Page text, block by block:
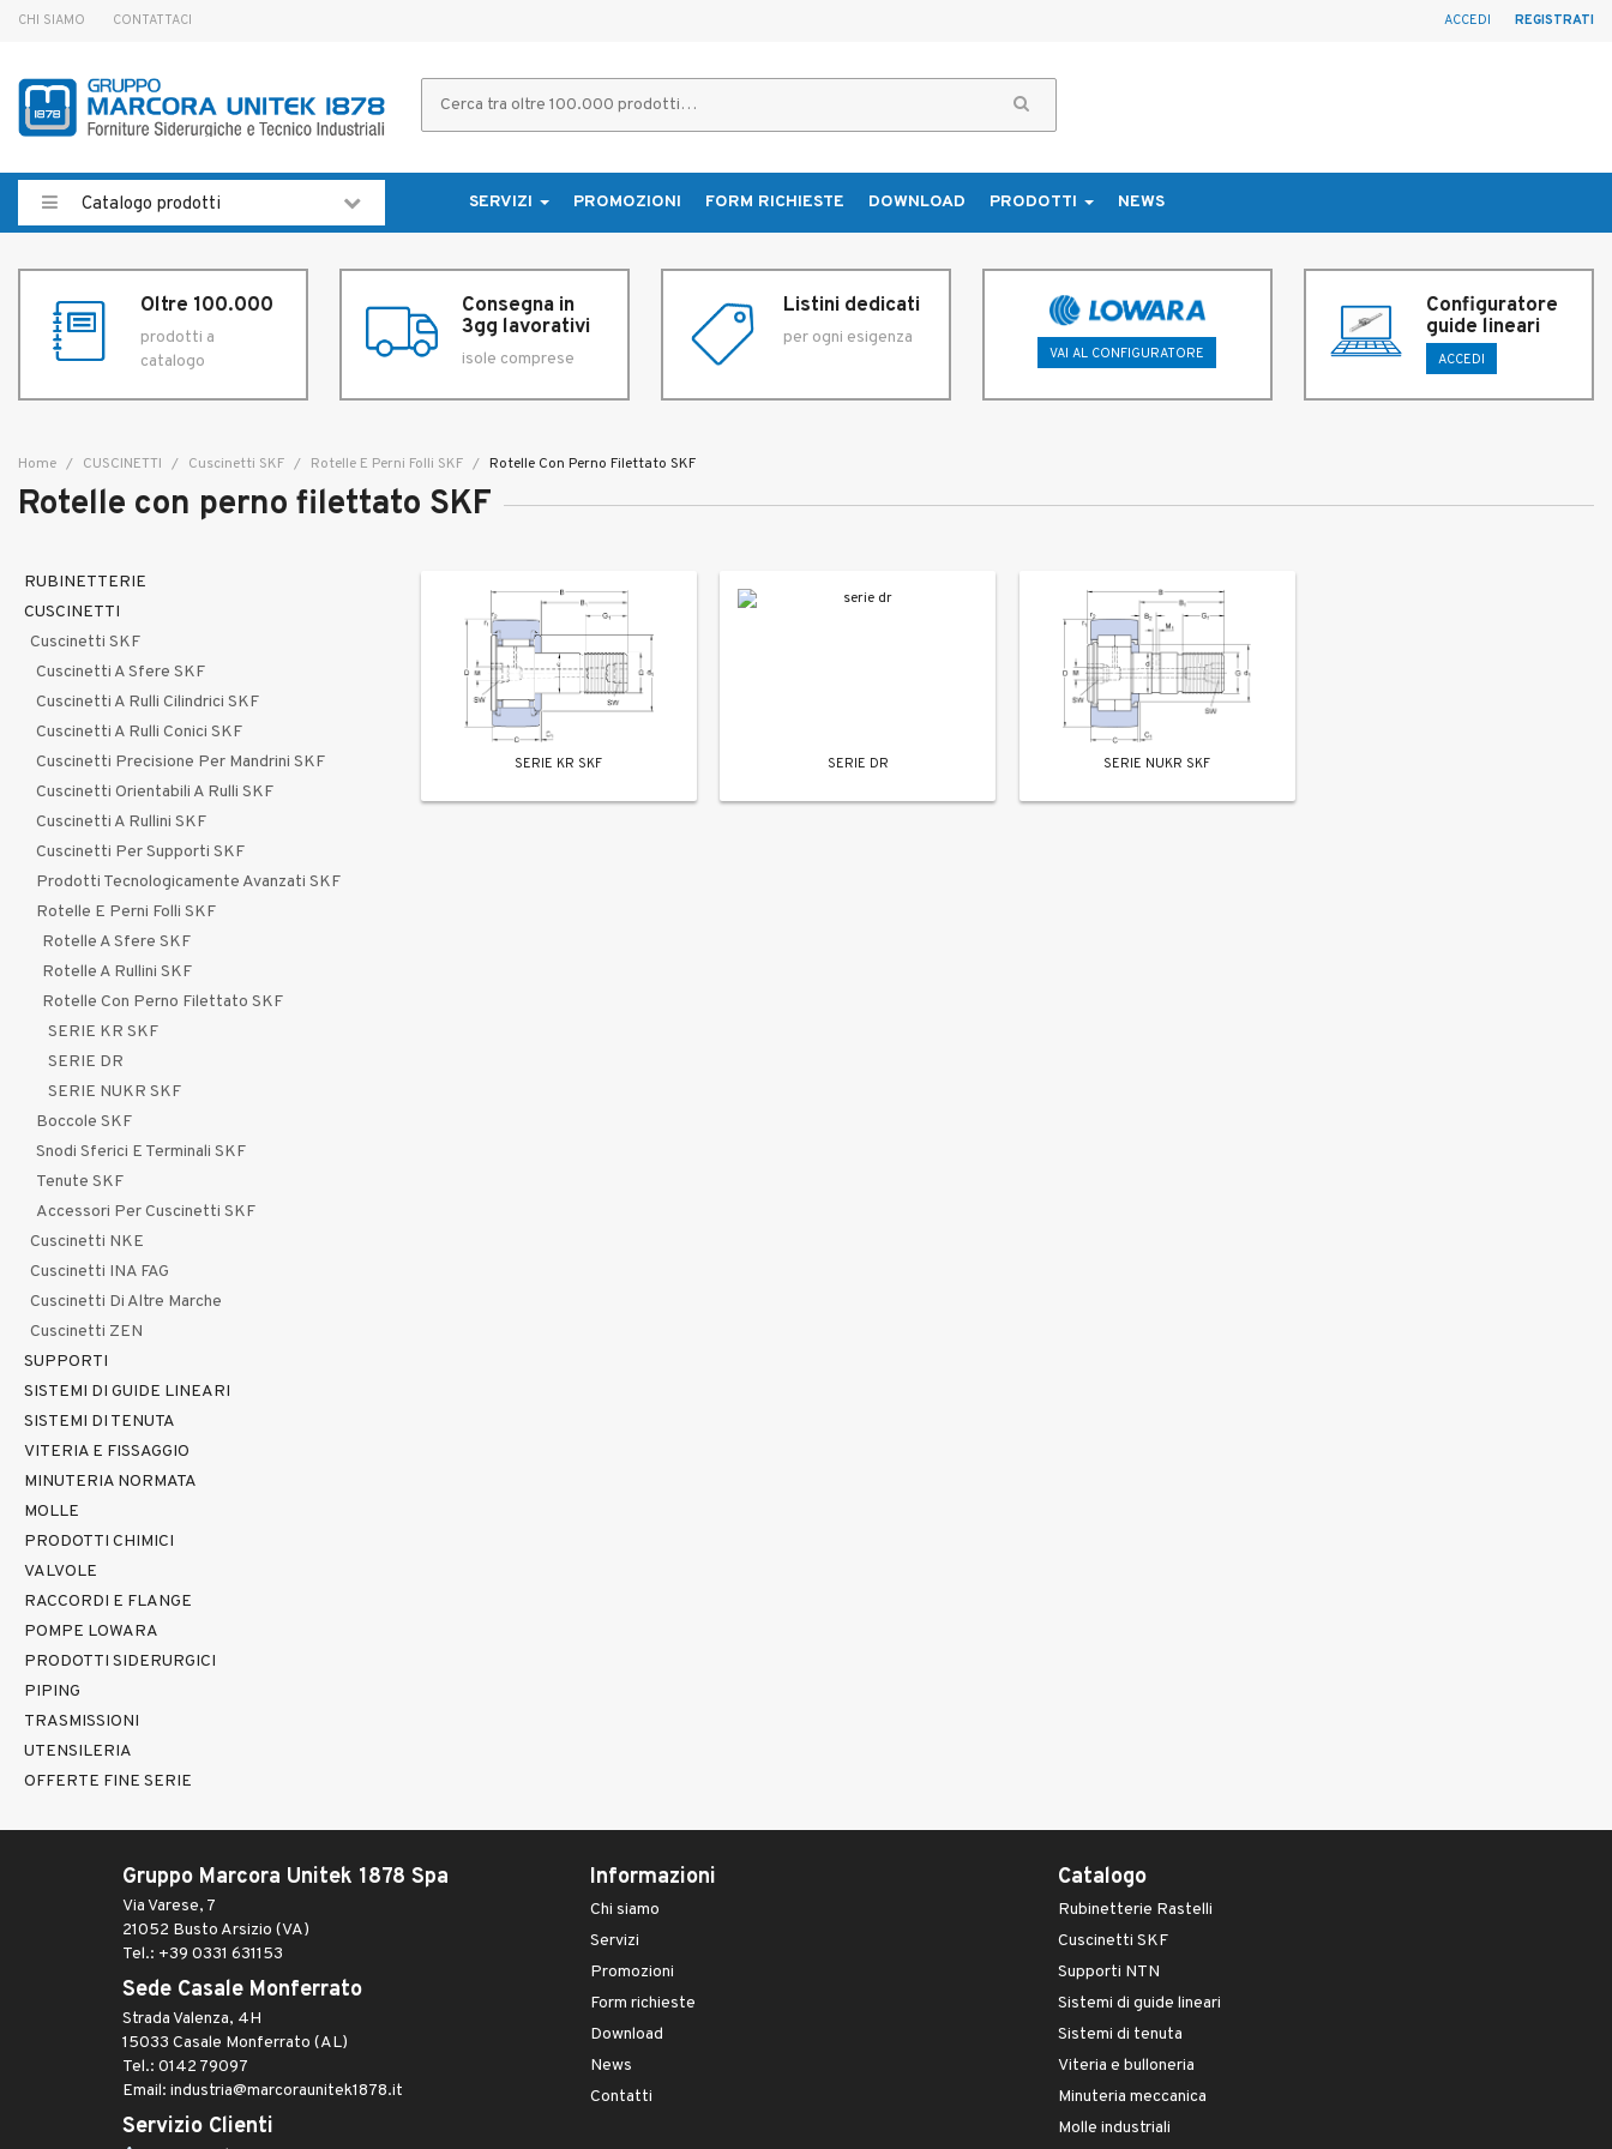
CHI SIAMO CONTATTACI REGISTRATI
ACCEDI
Catalogo prodotti SERVIZI PROMOZIONI FORM RICHIESTE DOWNLOAD PRODOTTI NEWS
Oltre 100.000
prodotti a
catalogo
Consegna in
3gg lavorativi
isole comprese
Listini dedicati
per ogni esigenza
VAI AL CONFIGURATORE
Configuratore
guide lineari
ACCEDI
Home CUSCINETTI Cuscinetti SKF Rotelle E Perni Folli SKF Rotelle Con Perno Filettato SKF
Rotelle con perno filettato SKF
RUBINETTERIE
CUSCINETTI
Cuscinetti SKF
Cuscinetti A Sfere SKF
Cuscinetti A Rulli Cilindrici SKF
Cuscinetti A Rulli Conici SKF
Cuscinetti Precisione Per Mandrini SKF
Cuscinetti Orientabili A Rulli SKF
Cuscinetti A Rullini SKF
Cuscinetti Per Supporti SKF
Prodotti Tecnologicamente Avanzati SKF
Rotelle E Perni Folli SKF
Rotelle A Sfere SKF
Rotelle A Rullini SKF
Rotelle Con Perno Filettato SKF
SERIE KR SKF
SERIE DR
SERIE NUKR SKF
Boccole SKF
Snodi Sferici E Terminali SKF
Tenute SKF
Accessori Per Cuscinetti SKF
Cuscinetti NKE
Cuscinetti INA FAG
Cuscinetti Di Altre Marche
Cuscinetti ZEN
SUPPORTI
SISTEMI DI GUIDE LINEARI
SISTEMI DI TENUTA
VITERIA E FISSAGGIO
MINUTERIA NORMATA
MOLLE
PRODOTTI CHIMICI
VALVOLE
RACCORDI E FLANGE
POMPE LOWARA
PRODOTTI SIDERURGICI
PIPING
TRASMISSIONI
UTENSILERIA
OFFERTE FINE SERIE
SERIE KR SKF SERIE DR SERIE NUKR SKF
Gruppo Marcora Unitek 1878 Spa
Via Varese, 7
21052 Busto Arsizio (VA)
Tel.: +39 0331 631153
Sede Casale Monferrato
Strada Valenza, 4H
15033 Casale Monferrato (AL)
Tel.: 0142 79097
Email: industria@marcoraunitek1878.it
Servizio Clienti
Informazioni
Chi siamo
Servizi
Promozioni
Form richieste
Download
News
Contatti
Catalogo
Rubinetterie Rastelli
Cuscinetti SKF
Supporti NTN
Sistemi di guide lineari
Sistemi di tenuta
Viteria e bulloneria
Minuteria meccanica
Molle industriali